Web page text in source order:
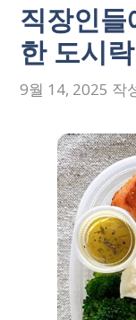
직장인
한 도시
9월 14, 2025 작